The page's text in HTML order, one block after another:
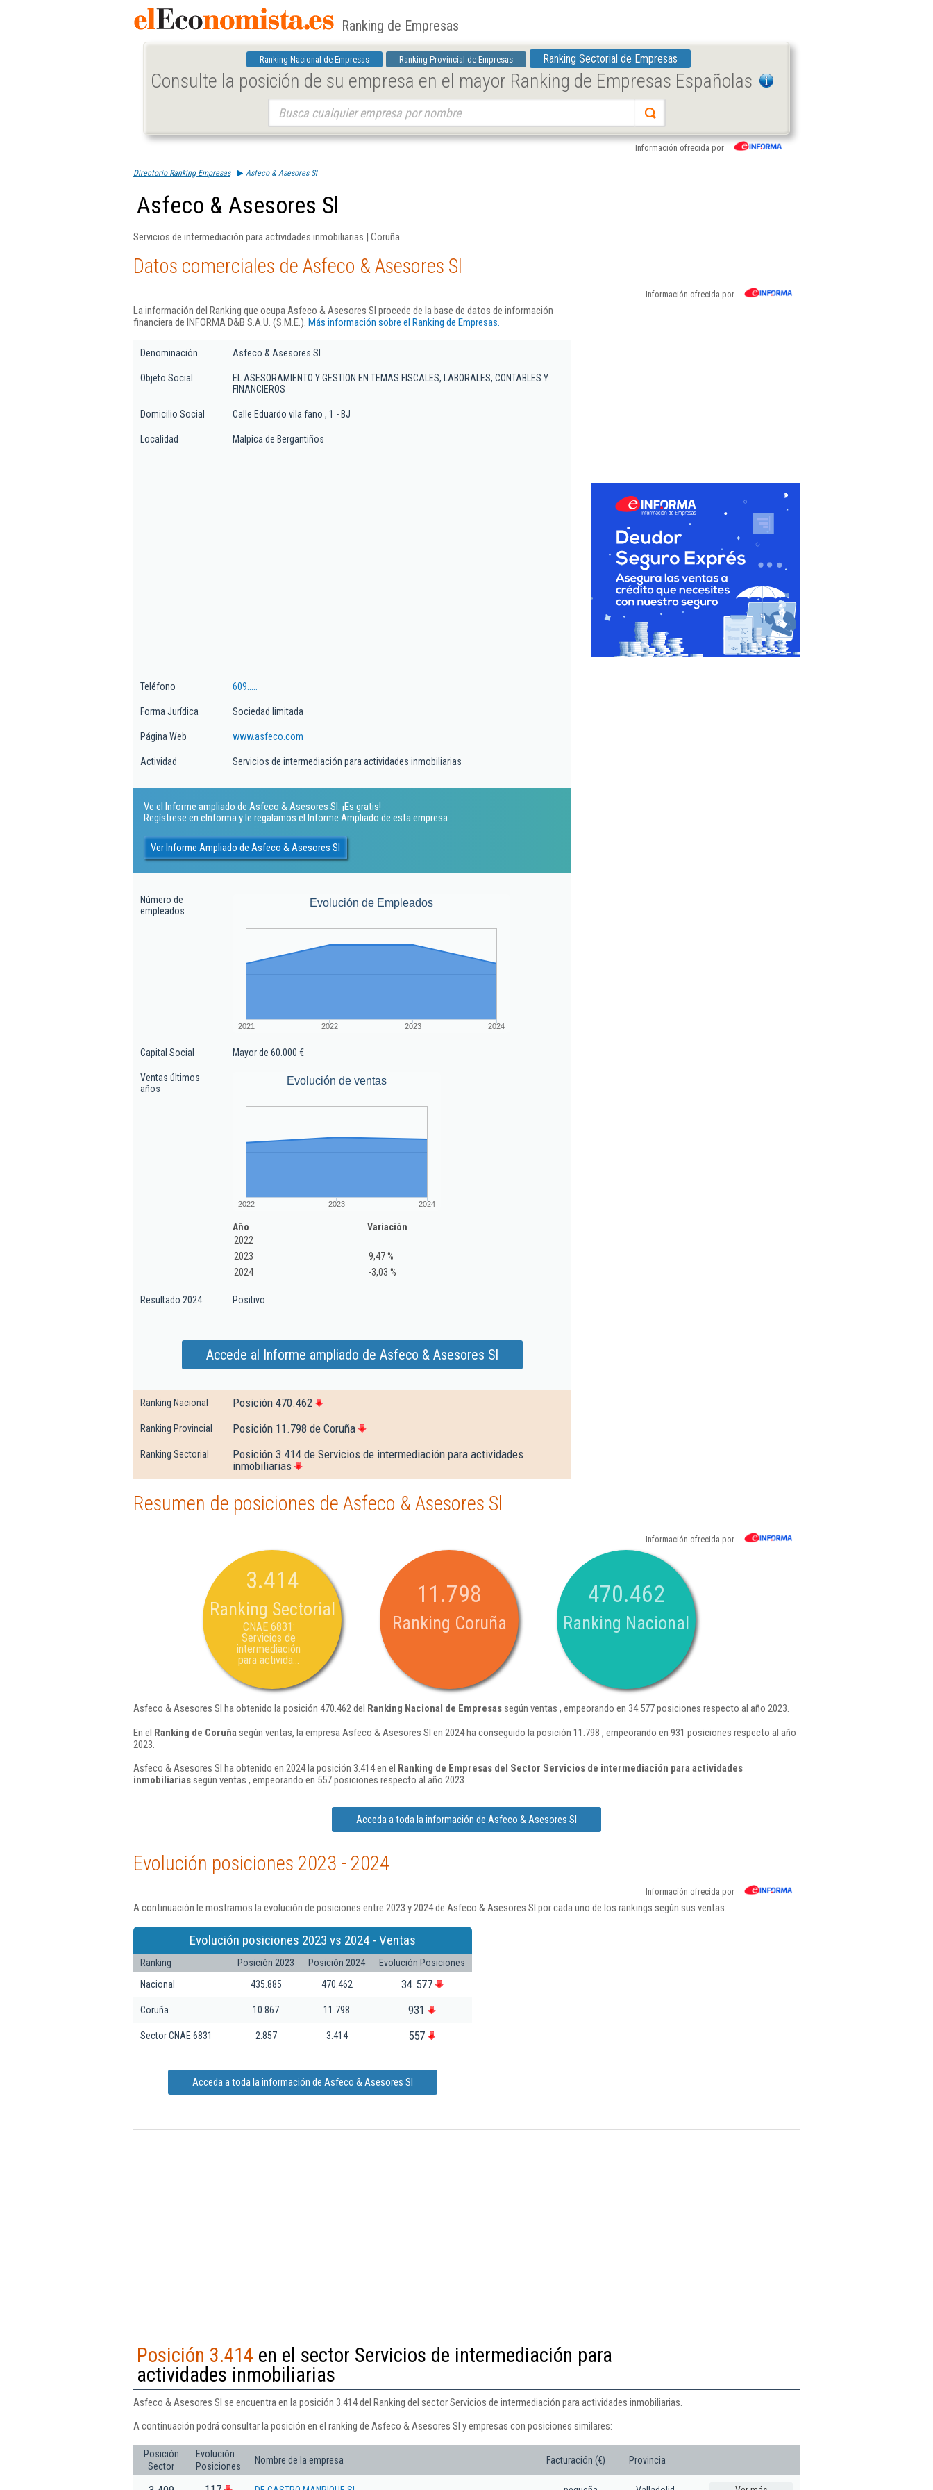
Ranking de Empresas
Ranking Nacional de Empresas Ranking Provincial de Empresas Ranking Sectorial de Empresas
Consulte la posición de su empresa en el mayor Ranking de Empresas Españolas
Información ofrecida por
Directorio Ranking Empresas Asfeco & Asesores Sl
Asfeco & Asesores Sl
Servicios de intermediación para actividades inmobiliarias | Coruña
Datos comerciales de Asfeco & Asesores Sl
Información ofrecida por
La información del Ranking que ocupa Asfeco & Asesores Sl procede de la base de datos de información
financiera de INFORMA D&B S.A.U. (S.M.E.). Más información sobre el Ranking de Empresas.
Denominación Asfeco & Asesores Sl
Objeto Social
EL ASESORAMIENTO Y GESTION EN TEMAS FISCALES, LABORALES, CONTABLES Y
FINANCIEROS
Domicilio Social Calle Eduardo vila fano , 1 - BJ
Localidad Malpica de Bergantiños
Teléfono 609.....
Forma Jurídica Sociedad limitada
Página Web www.asfeco.com
Actividad Servicios de intermediación para actividades inmobiliarias
Ve el Informe ampliado de Asfeco & Asesores Sl. ¡Es gratis!
Regístrese en eInforma y le regalamos el Informe Ampliado de esta empresa
Ver Informe Ampliado de Asfeco & Asesores Sl
Número de
empleados
Evolución de Empleados
2021 2022 2023 2024
Capital Social Mayor de 60.000 €
Ventas últimos
años
Evolución de ventas
2022 2023 2024
Año
Variación
2022
2023
9,47 %
2024
-3,03 %
Resultado 2024 Positivo
Accede al Informe ampliado de Asfeco & Asesores Sl
Ranking Nacional Posición 470.462
Ranking Provincial Posición 11.798 de Coruña
Ranking Sectorial
Posición 3.414 de Servicios de intermediación para actividades
inmobiliarias
Resumen de posiciones de Asfeco & Asesores Sl
Información ofrecida por
3.414
Ranking Sectorial
CNAE 6831:
Servicios de
intermediación
para activida...
11.798
Ranking Coruña
470.462
Ranking Nacional
Asfeco & Asesores Sl ha obtenido la posición 470.462 del Ranking Nacional de Empresassegún ventas , empeorando en 34.577 posiciones respecto al año 2023.
En el Ranking de Coruña según ventas, la empresa Asfeco & Asesores Sl en 2024 ha conseguido la posición 11.798 , empeorando en 931 posiciones respecto al año
2023.
Asfeco & Asesores Sl ha obtenido en 2024 la posición 3.414 en el Ranking de Empresas del Sector Servicios de intermediación para actividades
inmobiliariassegún ventas , empeorando en 557 posiciones respecto al año 2023.
Acceda a toda la información de Asfeco & Asesores Sl
Evolución posiciones 2023 - 2024
Información ofrecida por
A continuación le mostramos la evolución de posiciones entre 2023 y 2024 de Asfeco & Asesores Sl por cada uno de los rankings según sus ventas:
Evolución posiciones 2023 vs 2024 - Ventas
Ranking Posición 2023 Posición 2024
Evolución Posiciones
Nacional
435.885 470.462 34.577
Coruña 10.867 11.798 931
Sector CNAE 6831 2.857 3.414 557
Acceda a toda la información de Asfeco & Asesores Sl
Posición 3.414 en el sector Servicios de intermediación para
actividades inmobiliarias
Asfeco & Asesores Sl se encuentra en la posición 3.414 del Ranking del sector Servicios de intermediación para actividades inmobiliarias.
A continuación podrá consultar la posición en el ranking de Asfeco & Asesores Sl y empresas con posiciones similares:
Posición
Sector
Evolución
Posiciones
Nombre de la empresa Facturación (€) Provincia